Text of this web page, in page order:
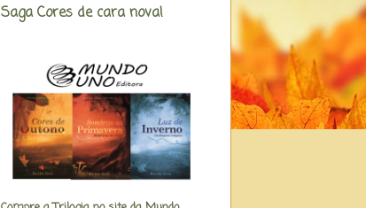
Saga Cores de cara nova!